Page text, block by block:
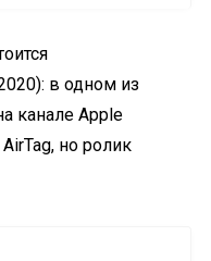
в одном из
канале Apple
но ролик